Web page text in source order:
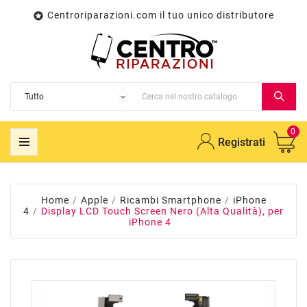
 Centroriparazioni.com il tuo unico distributore
Registrati
0
Home Apple Ricambi Smartphone
iPhone
4
Display LCD Touch Screen Nero (Alta Qualità), per
iPhone 4